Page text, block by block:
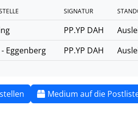
SIGNATUR
PP.YP DAH
Eggenberg
PP.YP DAH
Medium auf die